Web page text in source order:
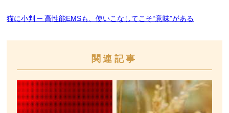
猫に小判 ─ 高性能EMSも、使いこなしてこそ“意味”がある
関連記事